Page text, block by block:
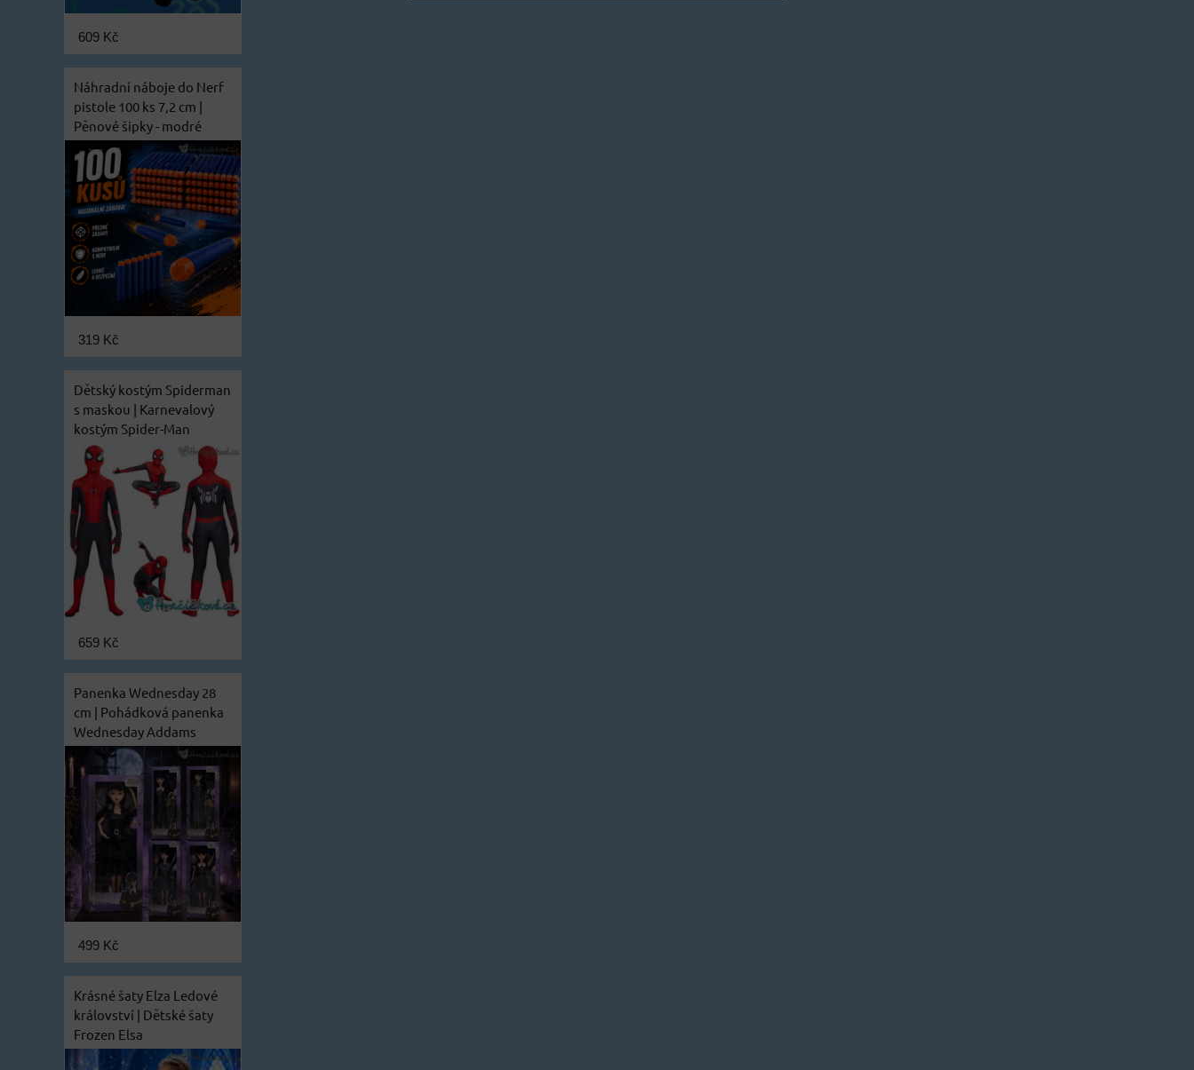
609 Kč
Náhradní náboje do Nerf
pistole 100 ks 7,2 cm |
Pěnové šipky - modré
319 Kč
Dětský kostým Spiderman
s maskou | Karnevalový
kostým Spider-Man
659 Kč
Panenka Wednesday 28
cm | Pohádková panenka
Wednesday Addams
499 Kč
Krásné šaty Elza Ledové
království | Dětské šaty
Frozen Elsa